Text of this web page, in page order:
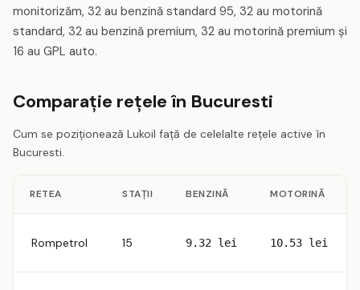
monitorizăm, 32 au benzină standard 95, 32 au motorină
standard, 32 au benzină premium, 32 au motorină premium și
16 au GPL auto.
Comparație rețele în Bucuresti
Cum se poziționează Lukoil față de celelalte rețele active în
Bucuresti.
RETEA STAȚII BENZINĂ MOTORINĂ
Rompetrol 15 9.32 lei 10.53 lei